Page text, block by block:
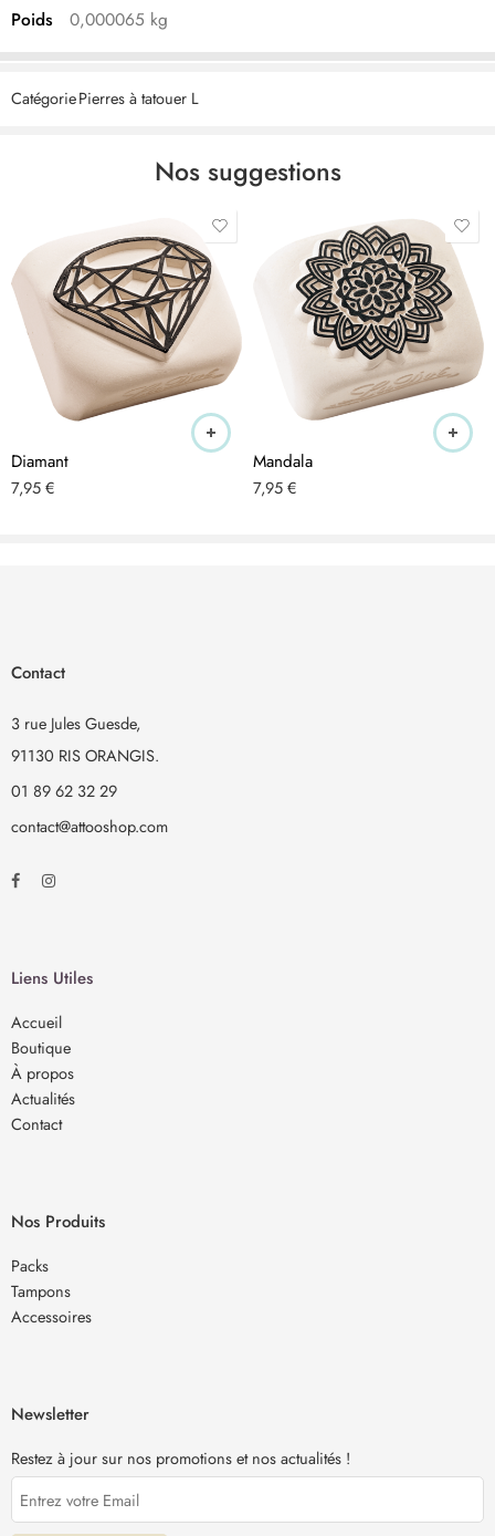
comestics sont à base d’encre imperméable et facile à enlever avec
CERTIFIÉ – les produits cosmétiques LaDot sont végétaliens,
exempts de tests sur les animaux, de nanoparticules et produits
et à utiliser les meilleurs ingrédients et produits exclusivement
fabriqués aux Pays-Bas.
ÉLÉGANT – les tampons de tatouage temporaire en céramique
peuvent être utilisés sur le corps et le bras. Les dessins de tatouage
discrets de 1,5 x 1,5 cm ont l’air vrai et sont très tendance.
RESPECTUEUX DE LA PEAU – les tatouages sont respectueux de la
peau, hypoallergéniques et conviennent donc aux adultes et aux
enfants. Ils sont strictement contrôlés conformément à la directive
cosmétique européenne n° 1223/2009 et peuvent être utilisés pour
APPLICATION – appliquez sur la peau nettoyée à l’alcool en
jusqu’à 3 jours, selon le type de peau. Important : vous avez besoin
Poids 0,000065 kg
CatégoriePierres à tatouer L
Nos suggestions
Diamant
7,95€
Mandala
7,95€
Contact
3 rue Jules Guesde,
91130 RIS ORANGIS.
01 89 62 32 29
contact@attooshop.com
Liens Utiles
Accueil
Boutique
À propos
Actualités
Contact
Nos Produits
Packs
Tampons
Accessoires
Newsletter
Restez à jour sur nos promotions et nos actualités !